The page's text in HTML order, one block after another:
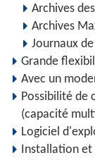
Archives
Archives
Journaux
Grande
Avec un
Possibilité de
(capacité
Logiciel
Installation et